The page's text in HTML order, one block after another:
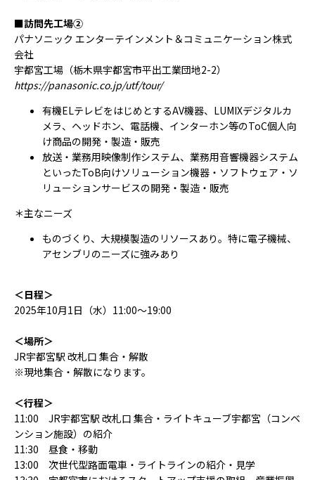
■訪問先工場②
パナソニック エンターテインメント＆コミュニケーション株式
会社
宇都宮工場（栃木県宇都宮市平出工業団地2-2）
https://panasonic.co.jp/utf/tour/
有機ELテレビをはじめとするAV機器、LUMIXデジタルカ
メラ、ヘッドホン、電話機、インターホン等のToC個人向
け商品の開発・製造・販売
放送・業務用映像制作システム、業務用音響機器システム
といったToB向けソリューション機器・ソフトウェア・ソ
リューションサービスの開発・製造・販売
＊主なニーズ
ものづくり、大規模製造のリソースあり。特に電子機械、
アセンブリのニーズに強みあり
＜日程＞
2025年10月1日（水）11:00～19:00
＜場所＞
JR宇都宮駅 改札口 集合・解散
※現地集合・解散になります。
＜行程＞
11:00 JR宇都宮駅 改札口 集合・ライトキューブ宇都宮（コンベ
ンション施設）の紹介
11:30 昼食・移動
13:00 次世代型路面電車・ライトラインの紹介・見学